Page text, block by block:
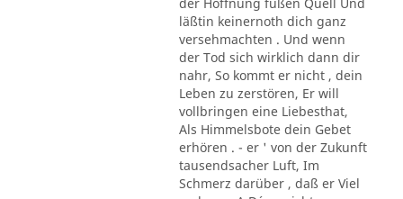
der Hoffnung füßen Quell Und
läßtin keinernoth dich ganz
versehmachten . Und wenn
der Tod sich wirklich dann dir
nahr, So kommt er nicht , dein
Leben zu zerstören, Er will
vollbringen eine Liebesthat,
Als Himmelsbote dein Gebet
erhören . - er ' von der Zukunft
tausendsacher Luft, Im
Schmerz darüber , daß er Viel